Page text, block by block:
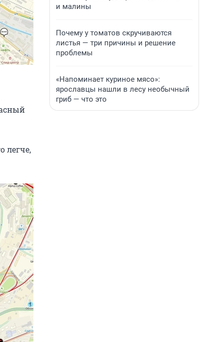
легче,
и малины
Почему у томатов скручиваются
листья — три причины и решение
проблемы
«Напоминает куриное мясо»:
ярославцы нашли в лесу необычный
гриб — что это